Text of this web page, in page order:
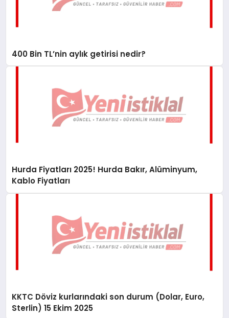
400 Bin TL’nin aylık getirisi nedir?
Hurda Fiyatları 2025! Hurda Bakır, Alüminyum,
Kablo Fiyatları
KKTC Döviz kurlarındaki son durum (Dolar, Euro,
Sterlin) 15 Ekim 2025